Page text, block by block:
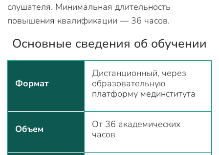
слушателя. Минимальная длительность
повышения квалификации — 36 часов.
Основные сведения об обучении
Формат
Дистанционный, через
образовательную
платформу мединститута
Объем
От 36 академических
часов